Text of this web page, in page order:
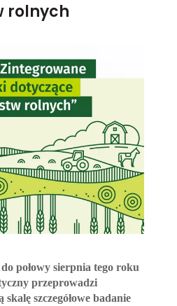
rolnych
połowy sierpnia tego roku
przeprowadzi
szczegółowe badanie